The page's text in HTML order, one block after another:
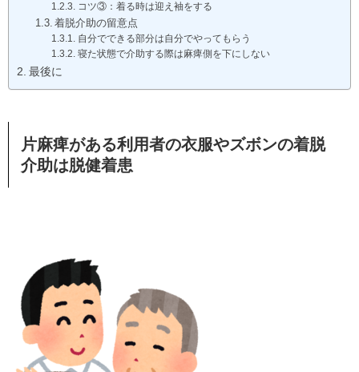
コツ③：着る時は迎え袖をする
着脱介助の留意点
自分でできる部分は自分でやってもらう
寝た状態で介助する際は麻痺側を下にしない
最後に
片麻痺がある利用者の衣服やズボンの着脱
介助は脱健着患